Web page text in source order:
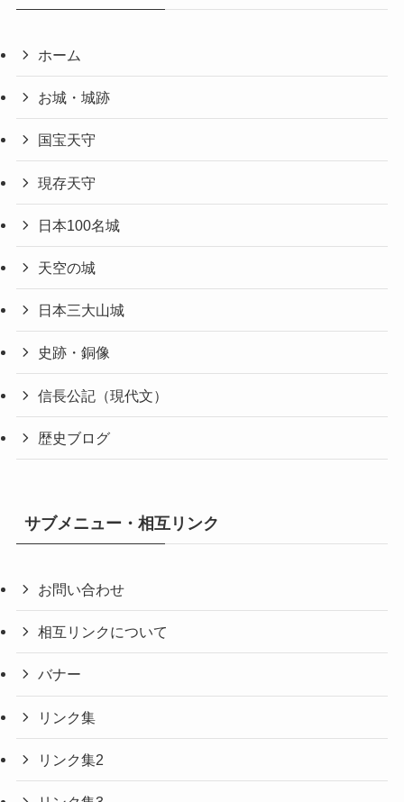
ホーム
お城・城跡
国宝天守
現存天守
日本100名城
天空の城
日本三大山城
史跡・銅像
信長公記（現代文）
歴史ブログ
サブメニュー・相互リンク
お問い合わせ
相互リンクについて
バナー
リンク集
リンク集2